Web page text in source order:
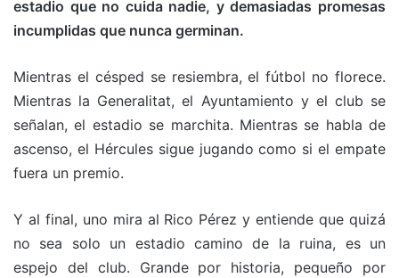
estadio que no cuida nadie, y demasiadas promesas
incumplidas que nunca germinan.
Mientras el césped se resiembra, el fútbol no florece.
Mientras la Generalitat, el Ayuntamiento y el club se
señalan, el estadio se marchita. Mientras se habla de
ascenso, el Hércules sigue jugando como si el empate
fuera un premio.
Y al final, uno mira al Rico Pérez y entiende que quizá
no sea solo un estadio camino de la ruina, es un
espejo del club. Grande por historia, pequeño por